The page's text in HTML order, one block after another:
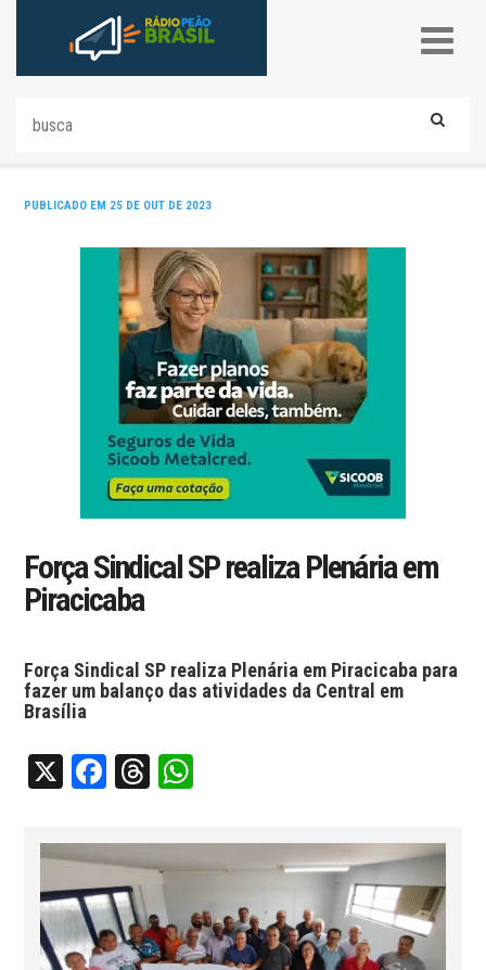
PUBLICADO EM 25 DE OUT DE 2023
Força Sindical SP realiza Plenária em
Piracicaba
Força Sindical SP realiza Plenária em Piracicaba para
fazer um balanço das atividades da Central em
Brasília
X Facebook
Threads